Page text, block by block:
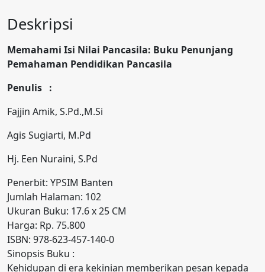
Deskripsi
Memahami Isi Nilai Pancasila: Buku Penunjang
Pemahaman Pendidikan Pancasila
Penulis :
Fajjin Amik, S.Pd.,M.Si
Agis Sugiarti, M.Pd
Hj. Een Nuraini, S.Pd
Penerbit: YPSIM Banten
Jumlah Halaman: 102
Ukuran Buku: 17.6 x 25 CM
Harga: Rp. 75.800
ISBN: 978-623-457-140-0
Sinopsis Buku :
Kehidupan di era kekinian memberikan pesan kepada